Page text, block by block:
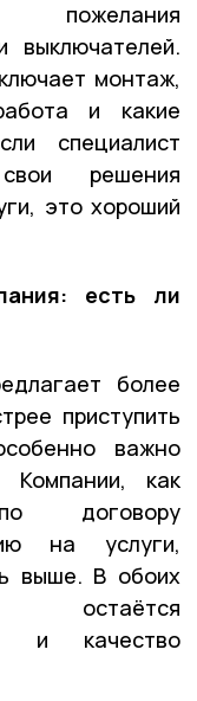
пожелания
выключателей.
монтаж,
и какие
специалист
решения
это хороший
есть ли
более
приступить
важно
как
договору
на услуги,
выше. В обоих
остаётся
и качество